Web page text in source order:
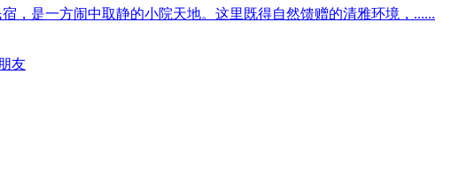
，是一方闹中取静的小院天地。这里既得自然馈赠的清雅环境， ......
友